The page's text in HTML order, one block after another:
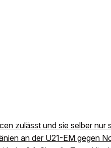
zulässt und sie selber nur
an der U21-EM gegen